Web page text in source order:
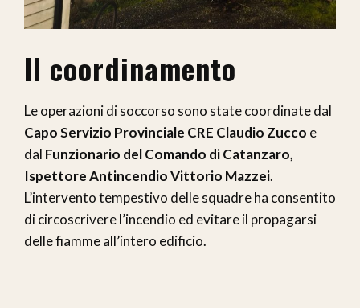
Il coordinamento
Le operazioni di soccorso sono state coordinate dal
Capo Servizio Provinciale CRE Claudio Zucco e
dal Funzionario del Comando di Catanzaro,
Ispettore Antincendio Vittorio Mazzei.
L’intervento tempestivo delle squadre ha consentito
di circoscrivere l’incendio ed evitare il propagarsi
delle fiamme all’intero edificio.